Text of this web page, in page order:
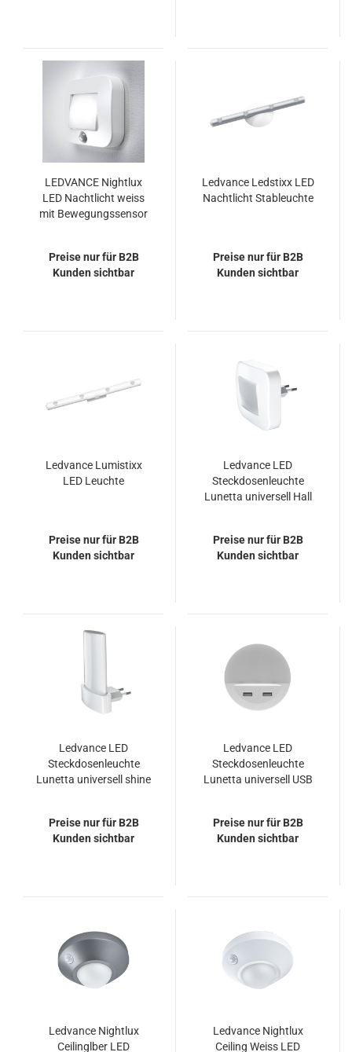
LEDVANCE Nightlux
LED Nachtlicht weiss
mit Bewegungssensor
Preise nur für B2B
Kunden sichtbar
Ledvance Ledstixx LED
Nachtlicht Stableuchte
Preise nur für B2B
Kunden sichtbar
Ledvance Lumistixx
LED Leuchte
Preise nur für B2B
Kunden sichtbar
Ledvance LED
Steckdosenleuchte
Lunetta universell Hall
Preise nur für B2B
Kunden sichtbar
Ledvance LED
Steckdosenleuchte
Lunetta universell shine
Preise nur für B2B
Kunden sichtbar
Ledvance LED
Steckdosenleuchte
Lunetta universell USB
Preise nur für B2B
Kunden sichtbar
Ledvance Nightlux
Ceilinglber LED
Ledvance Nightlux
Ceiling Weiss LED